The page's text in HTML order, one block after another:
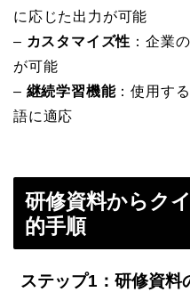
に応じた出力が可能
– カスタマイズ性 ：企業
が可能
– 継続学習機能：使用す
語に適応
研修資料からク
的手順
ステップ1：研修資料